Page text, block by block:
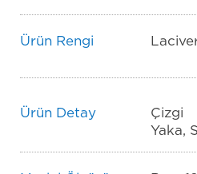
Ürün Rengi
Ürün Detay
Çizgi
Yaka,